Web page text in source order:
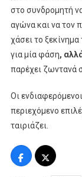
στο συνδρομητή
αγώνα και να τον
χάσει το
για μία φάση,
παρέχει ζωντανά
Οι
περιεχόμενο
ταιριάζει.